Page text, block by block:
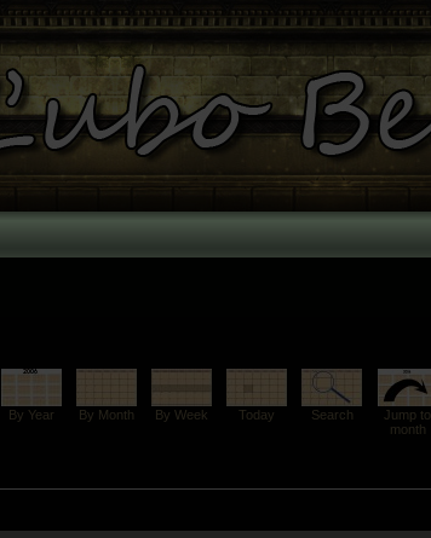
By Year By Month By Week Today Search
Jump to
month